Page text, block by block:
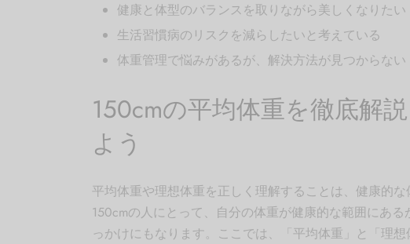
健康と体型のバランスを取りながら美しくなりたい
生活習慣病のリスクを減らしたいと考えている
体重管理で悩みがあるが、解決方法が見つからない
150cmの平均体重を徹底解
よう
平均体重や理想体重を正しく理解することは、健康的
150cmの人にとって、自分の体重が健康的な範囲にあ
っかけにもなります。ここでは、「平均体重」と「理